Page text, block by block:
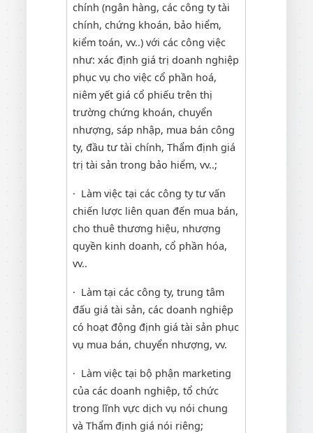
chính (ngân hàng, các công ty tài
chính, chứng khoán, bảo hiểm,
kiểm toán, vv..) với các công việc
như: xác định giá trị doanh nghiệp
phục vụ cho việc cổ phần hoá,
niêm yết giá cổ phiếu trên thị
trường chứng khoán, chuyển
nhượng, sáp nhập, mua bán công
ty, đầu tư tài chính, Thẩm định giá
trị tài sản trong bảo hiểm, vv..;
· Làm việc tại các công ty tư vấn
chiến lược liên quan đến mua bán,
cho thuê thương hiệu, nhượng
quyền kinh doanh, cổ phần hóa,
vv..
· Làm tại các công ty, trung tâm
đấu giá tài sản, các doanh nghiệp
có hoạt động định giá tài sản phục
vụ mua bán, chuyển nhượng, vv.
· Làm việc tại bộ phận marketing
của các doanh nghiệp, tổ chức
trong lĩnh vực dịch vụ nói chung
và Thẩm định giá nói riêng;